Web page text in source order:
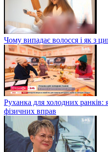
Чому випадає волосся і як з
Руханка для холодних ранків:
фізичних вправ